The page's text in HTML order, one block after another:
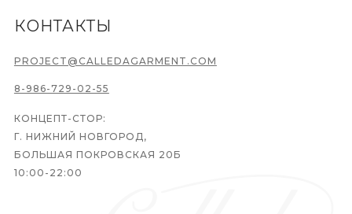
8-986-729-02-55
PROJECT@CALLEDAGARMENT.COM
КОНТАКТЫ
КОНЦЕПТ-СТОР:
Г. НИЖНИЙ НОВГОРОД,
БОЛЬШАЯ ПОКРОВСКАЯ 20Б
10:00-22:00